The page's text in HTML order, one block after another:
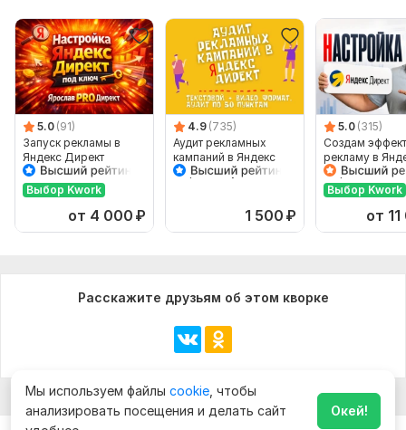
5.0 (91)
Запуск рекламы в
Яндекс Директ
Выбор Kwork
от 4 000 ₽
4.9 (735)
Аудит рекламных
кампаний в Яндекс
Директе. Аудит сайта в
1 500 ₽
5.0 (315)
Создам
рекламу в
Директ под
бизнес
Выбор Kwork
от
Расскажите друзьям об этом кворке
Мы используем файлы cookie , чтобы
анализировать посещения и делать сайт
Окей!